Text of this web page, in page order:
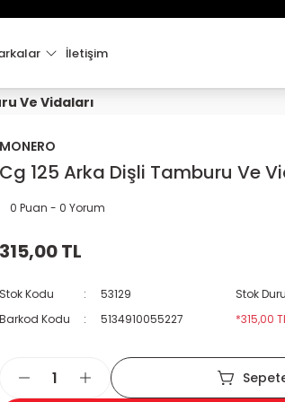
İletişim
Ve Vidaları
MONERO
Cg 125 Arka Dişli Tamburu Ve
0 Puan - 0 Yorum
315,00 TL
Stok Kodu 53129
Stok
Barkod Kodu
5134910055227 *315,00